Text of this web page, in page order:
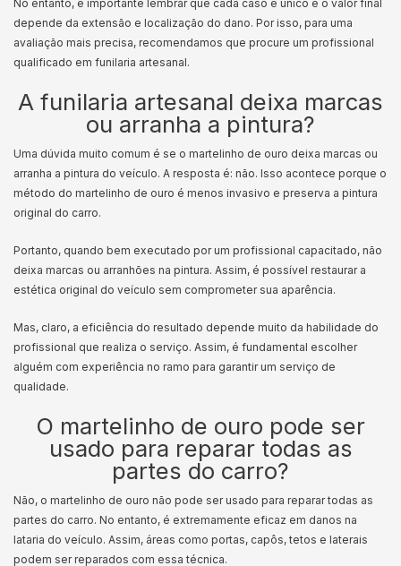
No entanto, é importante lembrar que cada caso é único e o valor final
depende da extensão e localização do dano. Por isso, para uma
avaliação mais precisa, recomendamos que procure um profissional
qualificado em funilaria artesanal.
A funilaria artesanal deixa marcas
ou arranha a pintura?
Uma dúvida muito comum é se o martelinho de ouro deixa marcas ou
arranha a pintura do veículo. A resposta é: não. Isso acontece porque o
método do martelinho de ouro é menos invasivo e preserva a pintura
original do carro.
Portanto, quando bem executado por um profissional capacitado, não
deixa marcas ou arranhões na pintura. Assim, é possível restaurar a
estética original do veículo sem comprometer sua aparência.
Mas, claro, a eficiência do resultado depende muito da habilidade do
profissional que realiza o serviço. Assim, é fundamental escolher
alguém com experiência no ramo para garantir um serviço de
qualidade.
O martelinho de ouro pode ser
usado para reparar todas as
partes do carro?
Não, o martelinho de ouro não pode ser usado para reparar todas as
partes do carro. No entanto, é extremamente eficaz em danos na
lataria do veículo. Assim, áreas como portas, capôs, tetos e laterais
podem ser reparados com essa técnica.